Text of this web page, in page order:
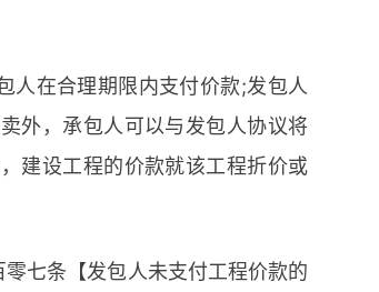
人在合理期限内支付价款;发包人
外，承包人可以与发包人协议将
建设工程的价款就该工程折价或
七条【发包人未支付工程价款的